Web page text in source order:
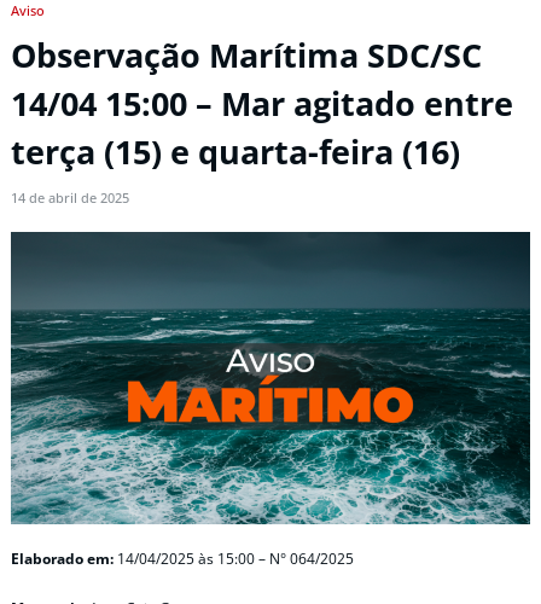
Aviso
Observação Marítima SDC/SC
14/04 15:00 – Mar agitado entre
terça (15) e quarta-feira (16)
14 de abril de 2025
Elaborado em: 14/04/2025às 15:00 – N° 064/2025